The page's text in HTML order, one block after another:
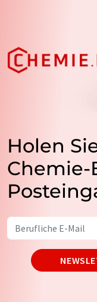
Holen
Chemie-